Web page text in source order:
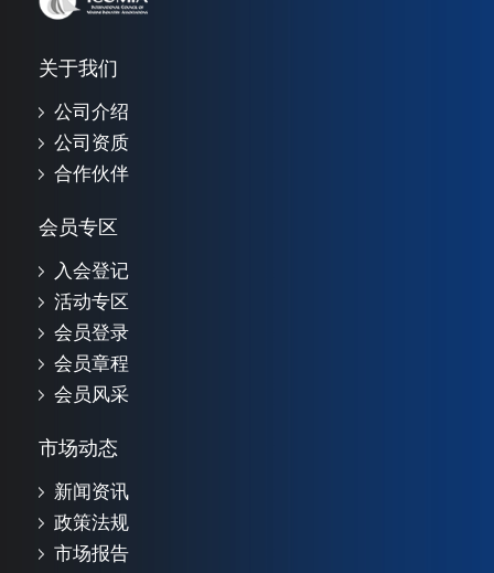
关于我们
公司介绍
公司资质
合作伙伴
会员专区
入会登记
活动专区
会员登录
会员章程
会员风采
市场动态
新闻资讯
政策法规
市场报告